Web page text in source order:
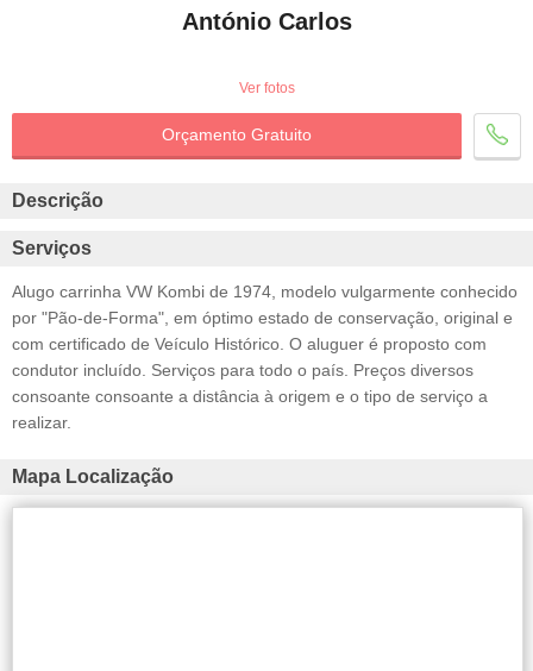
António Carlos
Ver fotos
Orçamento Gratuito
Descrição
Serviços
Alugo carrinha VW Kombi de 1974, modelo vulgarmente conhecido
por "Pão-de-Forma", em óptimo estado de conservação, original e
com certificado de Veículo Histórico. O aluguer é proposto com
condutor incluído. Serviços para todo o país. Preços diversos
consoante consoante a distância à origem e o tipo de serviço a
realizar.
Mapa Localização